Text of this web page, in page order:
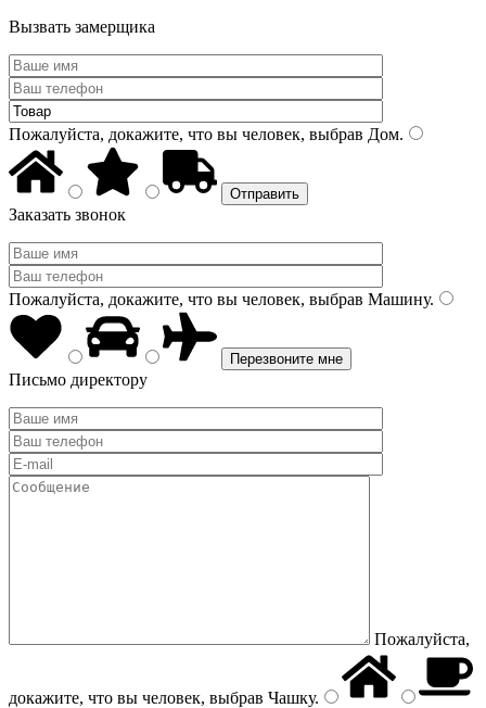
Вызвать замерщика
Пожалуйста, докажите, что вы человек, выбрав Дом.
Заказать звонок
Пожалуйста, докажите, что вы человек, выбрав Машину.
Письмо директору
Пожалуйста,
докажите, что вы человек, выбрав Чашку.